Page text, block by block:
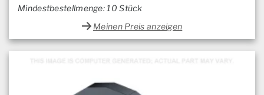
Mindestbestellmenge: 10 Stück
Meinen Preis anzeigen